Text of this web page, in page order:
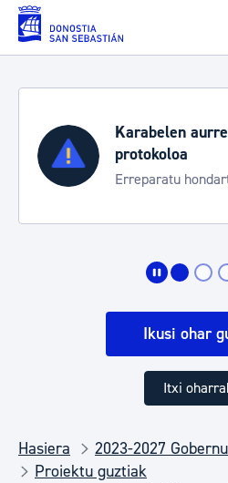
Eduki nagusira joan
Karabelen
protokoloa
Erreparatu
Ikusi ohar
Itxi
Hasiera
2023-2027
Proiektu guztiak